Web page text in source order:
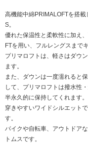
高機能中綿PRIMALOFTを搭
S。
優れた保温性と柔軟性に加え
FTを用い、フルレングスまで
プリマロフトは、軽さはダウ
ます。
また、ダウンは一度濡れると
して、プリマロフトは撥水性
半永久的に保持してくれます。
穿きやすいワイドシルエット
す。
バイクや自転車、アウトドア
トムスです。